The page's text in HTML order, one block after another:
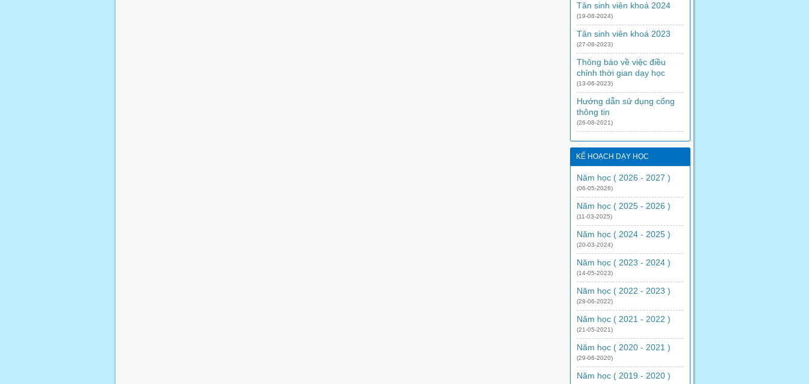
Tân sinh viên khoá 2024
(19-08-2024)
Tân sinh viên khoá 2023
(27-08-2023)
Thông báo về việc điều
chỉnh thời gian dạy học
(13-06-2023)
Hướng dẫn sử dụng cổng
thông tin
(26-08-2021)
KẾ HOẠCH DẠY HỌC
Năm học ( 2026 - 2027 )
(06-05-2026)
Năm học ( 2025 - 2026 )
(11-03-2025)
Năm học ( 2024 - 2025 )
(20-03-2024)
Năm học ( 2023 - 2024 )
(14-05-2023)
Năm học ( 2022 - 2023 )
(28-06-2022)
Năm học ( 2021 - 2022 )
(21-05-2021)
Năm học ( 2020 - 2021 )
(29-06-2020)
Năm học ( 2019 - 2020 )